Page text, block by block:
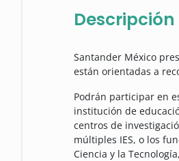
Descripción
Santander México
están orientadas a
Podrán participar en
institución de
centros de
múltiples IES, o los
Ciencia y la